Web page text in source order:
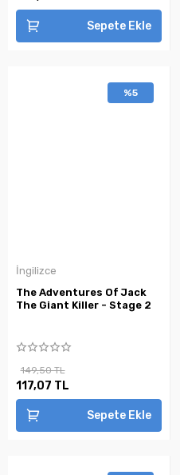
Sepete Ekle
%5
İngilizce
The Adventures Of Jack
The Giant Killer - Stage 2
149,50 TL
117,07 TL
Sepete Ekle